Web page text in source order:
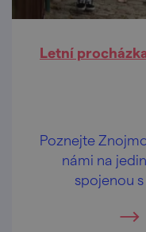
Letní
Poznejte
námi na
spojenou